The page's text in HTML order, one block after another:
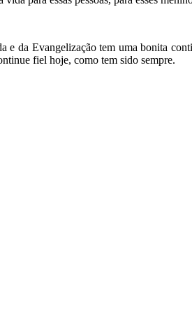
da Evangelização tem uma bonita
fiel hoje, como tem sido sempre.